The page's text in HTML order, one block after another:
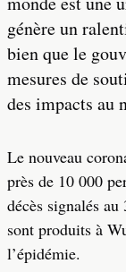
génère un
bien que le
mesures de
des impacts au
Le nouveau
près de 10 000
décès signalés
sont produits à
l’épidémie.